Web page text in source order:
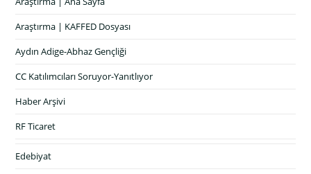
Araştırma | KAFFED Dosyası
Aydın Adige-Abhaz Gençliği
CC Katılımcıları Soruyor-Yanıtlıyor
Haber Arşivi
RF Ticaret
Edebiyat